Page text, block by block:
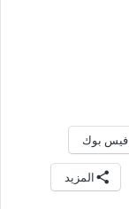
فيس بوك
المزيد